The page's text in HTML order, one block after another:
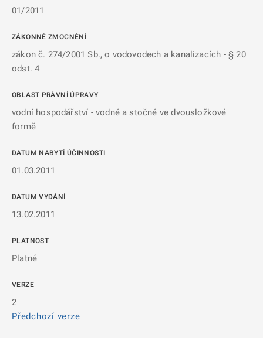
01/2011
ZÁKONNÉ ZMOCNĚNÍ
zákon č. 274/2001 Sb., o vodovodech a kanalizacích - § 20
odst. 4
OBLAST PRÁVNÍ ÚPRAVY
vodní hospodářství - vodné a stočné ve dvousložkové
formě
DATUM NABYTÍ ÚČINNOSTI
01.03.2011
DATUM VYDÁNÍ
13.02.2011
PLATNOST
Platné
VERZE
2
Předchozí verze